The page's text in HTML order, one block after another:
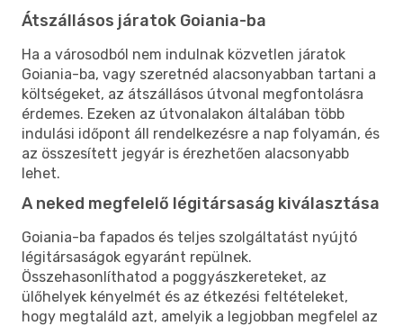
Átszállásos járatok Goiania-ba
Ha a városodból nem indulnak közvetlen járatok
Goiania-ba, vagy szeretnéd alacsonyabban tartani a
költségeket, az átszállásos útvonal megfontolásra
érdemes. Ezeken az útvonalakon általában több
indulási időpont áll rendelkezésre a nap folyamán, és
az összesített jegyár is érezhetően alacsonyabb
lehet.
A neked megfelelő légitársaság kiválasztása
Goiania-ba fapados és teljes szolgáltatást nyújtó
légitársaságok egyaránt repülnek.
Összehasonlíthatod a poggyászkereteket, az
ülőhelyek kényelmét és az étkezési feltételeket,
hogy megtaláld azt, amelyik a legjobban megfelel az